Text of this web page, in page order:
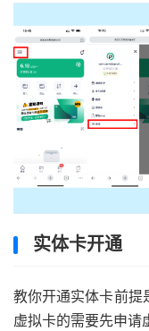
实体卡开通
教你开通实体卡前提
虚拟卡的需要先申请